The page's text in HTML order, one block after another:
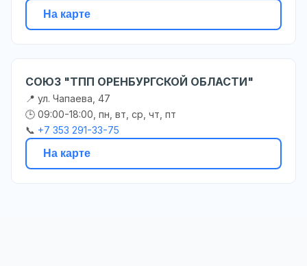
На карте
СОЮЗ "ТПП ОРЕНБУРГСКОЙ ОБЛАСТИ"
📍 ул. Чапаева, 47
🕒 09:00-18:00, пн, вт, ср, чт, пт
📞 +7 353 291-33-75
На карте